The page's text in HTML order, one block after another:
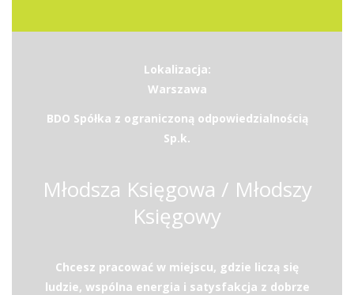
Lokalizacja:
Warszawa
BDO Spółka z ograniczoną odpowiedzialnością
Sp.k.
Młodsza Księgowa / Młodszy
Księgowy
Chcesz pracować w miejscu, gdzie liczą się
ludzie, wspólna energia i satysfakcja z dobrze